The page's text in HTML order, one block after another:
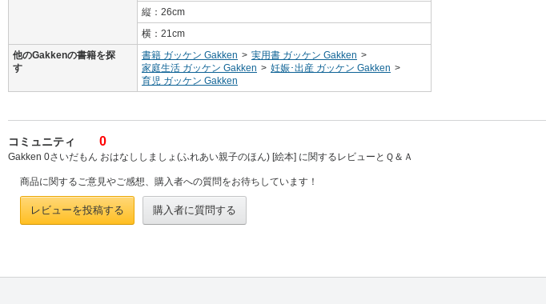
縦：26cm
横：21cm
他のGakkenの書籍を探
す
書籍 ガッケン Gakken > 実用書 ガッケン Gakken >
家庭生活 ガッケン Gakken > 妊娠･出産 ガッケン Gakken >
育児 ガッケン Gakken
コミュニティ 0
Gakken 0さいだもん おはなししましょ(ふれあい親子のほん) [絵本] に関するレビューとＱ＆Ａ
商品に関するご意見やご感想、購入者への質問をお待ちしています！
レビューを投稿する 購入者に質問する